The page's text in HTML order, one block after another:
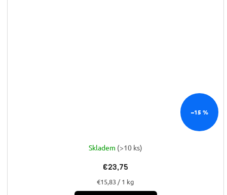
–15 %
Skladem (>10 ks)
€23,75
Jednotková
cena:
€15,83 / 1 kg